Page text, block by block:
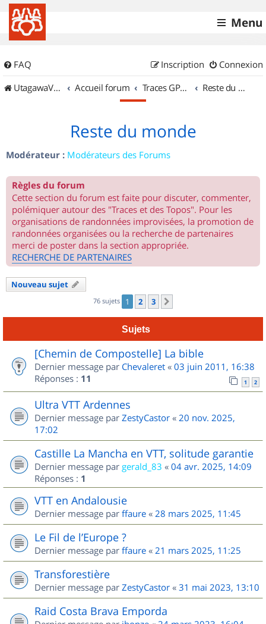
Menu
FAQ Connexion
Inscription
UtagawaVTT (Randos VTT et VTTAE avec traces GPS)
Accueil forum Traces GPS de randos VTT Reste du monde
Reste du monde
Modérateur : Modérateurs des Forums
Règles du forum
Cette section du forum est faite pour discuter, commenter,
polémiquer autour des "Traces et des Topos". Pour les
organisations de randonnées improvisées, la promotion de
randonnées organisées ou la recherche de partenaires
merci de poster dans la section appropriée.
RECHERCHE DE PARTENAIRES
Nouveau sujet
76 sujets 1 2 3
Sujets
[Chemin de Compostelle] La bible
Dernier message par Chevaleret « 03 juin 2011, 16:38
Réponses : 11 1 2
Ultra VTT Ardennes
Dernier message par ZestyCastor « 20 nov. 2025,
17:02
Castille La Mancha en VTT, solitude garantie
Dernier message par gerald_83 « 04 avr. 2025, 14:09
Réponses : 1
VTT en Andalousie
Dernier message par ffaure « 28 mars 2025, 11:45
Le Fil de l’Europe ?
Dernier message par ffaure « 21 mars 2025, 11:25
Transforestière
Dernier message par ZestyCastor « 31 mai 2023, 13:10
Raid Costa Brava Emporda